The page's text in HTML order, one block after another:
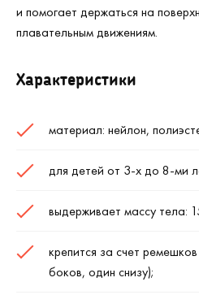
и помогает держаться на
плавательным движениям.
Характеристики
материал: нейлон,
для детей от 3-х до 8-ми
выдерживает массу тела:
крепится за счет
боков, один снизу);